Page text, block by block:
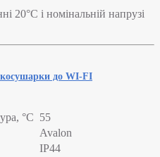
20°С і номінальній напрузі
до WI-FI
°C 55
Avalon
IP44